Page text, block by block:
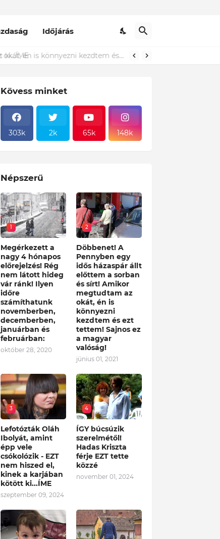
Időjárás
Kövess minket
303k 2k 65k 148k
Népszerű
1
Megérkezett a
nagy 4 hónapos
előrejelzés! Rég
nem látott hideg
vár ránk! Ilyen
időre
számíthatunk
novemberben,
decemberben,
januárban és
februárban:
október 28, 2020
2
Döbbenet! A
Pennyben egy
idős házaspár állt
előttem a sorban
és sírt! Amikor
megtudtam az
okát, én is
könnyezni
kezdtem és ezt
tettem! Sajnos ez
a magyar
valóság!
június 01, 2021
3
Lefotózták Oláh
Ibolyát, amint
épp vele
csókolózik - EZT
nem hiszed el,
kinek a karjában
kötött ki...ÍME
szeptember 09, 2024
4
ÍGY búcsúzik
szerelmétől!
Hadas Kriszta
férje EZT tette
közzé
november 01, 2024